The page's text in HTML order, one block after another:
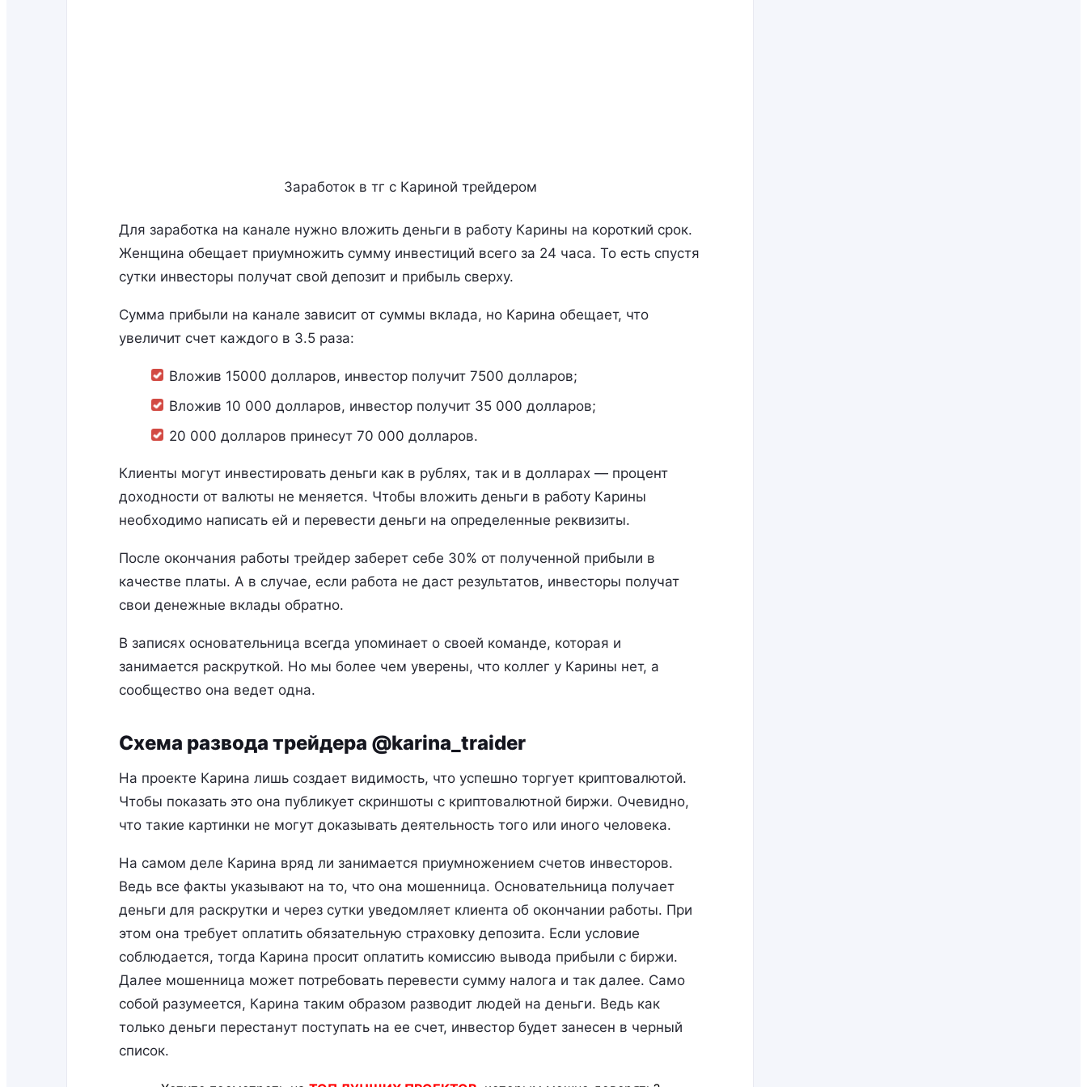
Заработок в тг с Кариной трейдером
Для заработка на канале нужно вложить деньги в работу Карины на короткий срок.
Женщина обещает приумножить сумму инвестиций всего за 24 часа. То есть спустя
сутки инвесторы получат свой депозит и прибыль сверху.
Сумма прибыли на канале зависит от суммы вклада, но Карина обещает, что
увеличит счет каждого в 3.5 раза:
Вложив 15000 долларов, инвестор получит 7500 долларов;
Вложив 10 000 долларов, инвестор получит 35 000 долларов;
20 000 долларов принесут 70 000 долларов.
Клиенты могут инвестировать деньги как в рублях, так и в долларах — процент
доходности от валюты не меняется. Чтобы вложить деньги в работу Карины
необходимо написать ей и перевести деньги на определенные реквизиты.
После окончания работы трейдер заберет себе 30% от полученной прибыли в
качестве платы. А в случае, если работа не даст результатов, инвесторы получат
свои денежные вклады обратно.
В записях основательница всегда упоминает о своей команде, которая и
занимается раскруткой. Но мы более чем уверены, что коллег у Карины нет, а
сообщество она ведет одна.
Схема развода трейдера @karina_traider
На проекте Карина лишь создает видимость, что успешно торгует криптовалютой.
Чтобы показать это она публикует скриншоты с криптовалютной биржи. Очевидно,
что такие картинки не могут доказывать деятельность того или иного человека.
На самом деле Карина вряд ли занимается приумножением счетов инвесторов.
Ведь все факты указывают на то, что она мошенница. Основательница получает
деньги для раскрутки и через сутки уведомляет клиента об окончании работы. При
этом она требует оплатить обязательную страховку депозита. Если условие
соблюдается, тогда Карина просит оплатить комиссию вывода прибыли с биржи.
Далее мошенница может потребовать перевести сумму налога и так далее. Само
собой разумеется, Карина таким образом разводит людей на деньги. Ведь как
только деньги перестанут поступать на ее счет, инвестор будет занесен в черный
список.